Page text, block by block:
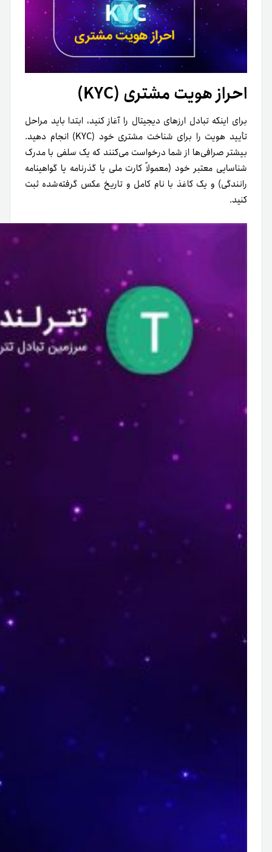
احراز هویت مشتری (KYC)
برای اینکه تبادل ارزهای دیجیتال را آغاز کنید، ابتدا باید مراحل
تأیید هویت را برای شناخت مشتری خود (KYC) انجام دهید.
بیشتر صرافی‌ها از شما درخواست می‌کنند که یک سلفی با مدرک
شناسایی معتبر خود (معمولاً کارت ملی یا گذرنامه یا گواهینامه
رانندگی) و یک کاغذ با نام کامل و تاریخ عکس گرفته‌شده ثبت
کنید.